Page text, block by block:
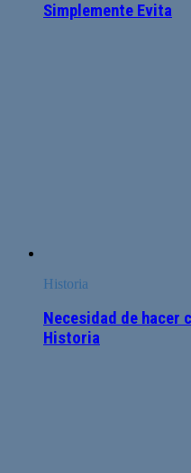
Simplemente Evita
Historia
Necesidad de hacer
Historia